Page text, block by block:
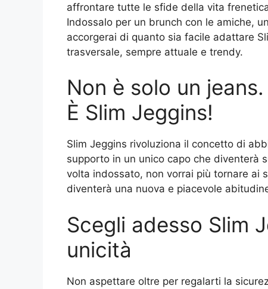
affrontare tutte le sfide della vita
Indossalo per un brunch con le amiche,
accorgerai di quanto sia facile adattare
trasversale, sempre attuale e trendy.
Non è solo un
È Slim Jeggins!
Slim Jeggins rivoluziona il concetto di
supporto in un unico capo che diventerà
volta indossato, non vorrai più tornare ai
diventerà una nuova e piacevole
Scegli adesso Slim
unicità
Non aspettare oltre per regalarti la